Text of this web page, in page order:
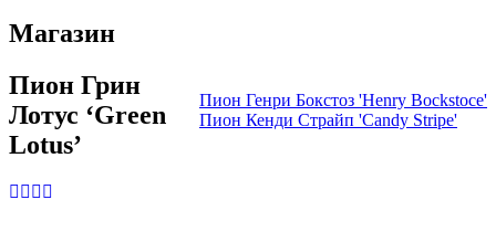
Магазин
Пион Генри Бокстоз 'Henry Bockstoce'
Пион Кенди Страйп 'Candy Stripe'
Пион Грин
Лотус ‘Green
Lotus’